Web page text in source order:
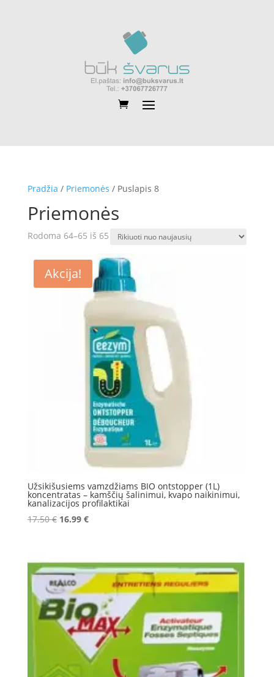
Pradžia / Priemonės / Puslapis 8
Priemonės
Rodoma 64–65 iš 65Rūšiuojama
naujausią
Akcija!
Užsikišusiems vamzdžiams BIO ontstopper (1L)
koncentratas – kamščių šalinimui, kvapo naikinimui,
kanalizacijos profilaktikai
17.50€ Original
17.50 €.
16.99 €Current
16.99 €.